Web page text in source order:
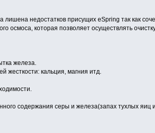
недостатков присущих eSpring так как
осмоса, которая позволяет осуществлять
железа.
жесткости: кальция, магния итд.
содержания серы и железа(запах тухлых